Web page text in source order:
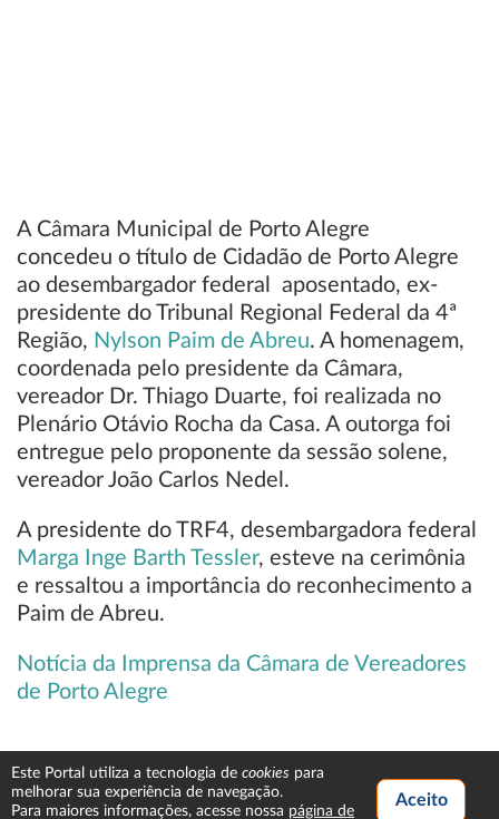
A Câmara Municipal de Porto Alegre
concedeu o título de Cidadão de Porto Alegre
ao desembargador federal aposentado, ex-
presidente do Tribunal Regional Federal da 4ª
Região, Nylson Paim de Abreu. A homenagem,
coordenada pelo presidente da Câmara,
vereador Dr. Thiago Duarte, foi realizada no
Plenário Otávio Rocha da Casa. A outorga foi
entregue pelo proponente da sessão solene,
vereador João Carlos Nedel.
A presidente do TRF4, desembargadora federal
Marga Inge Barth Tessler, esteve na cerimônia
e ressaltou a importância do reconhecimento a
Paim de Abreu.
Notícia da Imprensa da Câmara de Vereadores
de Porto Alegre
Este Portal utiliza a tecnologia de cookies para
melhorar sua experiência de navegação.
Para maiores informações, acesse nossa página de